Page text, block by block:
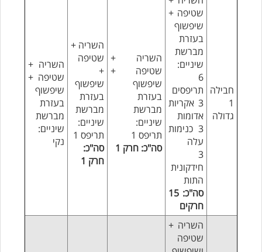
חבילה
1
גדולה
שטיפה +
שיפשוף
בעזרת
מברשת
שיניים:
6
תריפסים
3 אקריות
אדומות
3 כנימות
עלה
3
חידקונית
התות
סה"כ: 15
חרקים
השריה +
שטיפה +
שיפשוף
בעזרת
מברשת
שיניים:
תריפס 1
סה"כ: חרק 1
השריה +
שטיפה
+
שיפשוף
בעזרת
מברשת
שיניים:
תריפס 1
סה"כ:
חרק 1
השריה +
שטיפה +
שיפשוף
בעזרת
מברשת
שיניים:
נקי
השריה +
שטיפה